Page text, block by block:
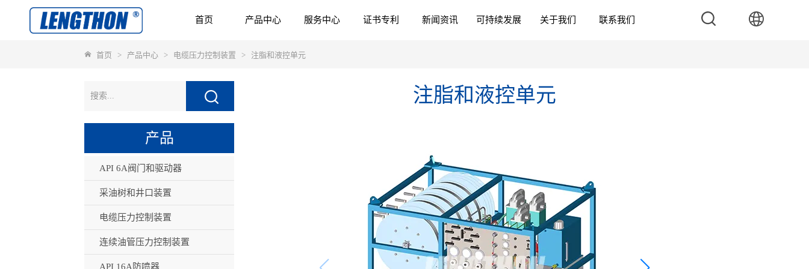
首页 产品中心 服务中心 证书专利 新闻资讯 可持续发展 关于我们 联系我们
首页 > 产品中心 > 电缆压力控制装置 > 注脂和液控单元
产品
API 6A阀门和驱动器
采油树和井口装置
电缆压力控制装置
连续油管压力控制装置
API 16A防喷器
注脂和液控单元